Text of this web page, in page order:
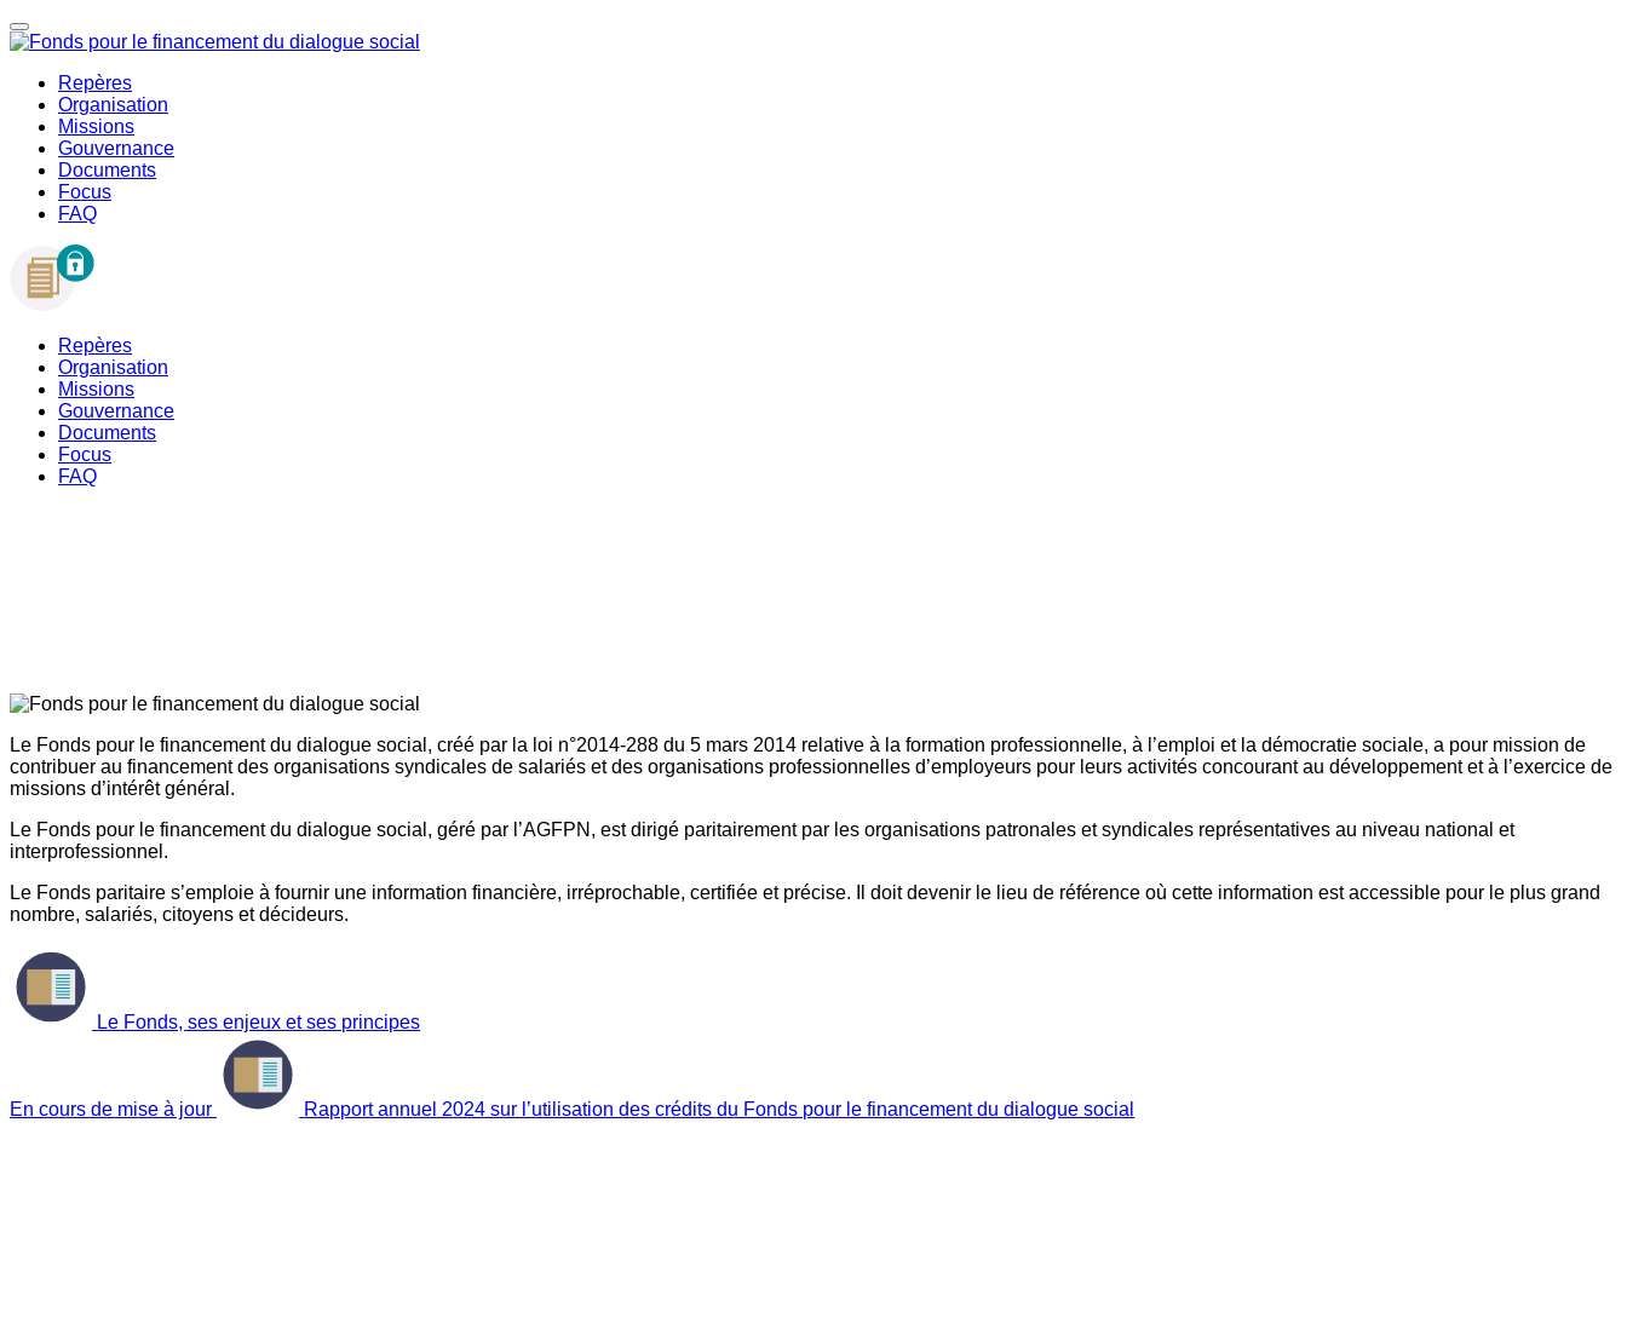
Repères
Organisation
Missions
Gouvernance
Documents
Focus
FAQ
Repères
Organisation
Missions
Gouvernance
Documents
Focus
FAQ
Le Fonds pour le financement du dialogue social, créé par la loi n°2014-288 du 5 mars 2014 relative à la formation professionnelle, à l’emploi et la démocratie sociale, a pour mission de
contribuer au financement des organisations syndicales de salariés et des organisations professionnelles d’employeurs pour leurs activités concourant au développement et à l’exercice de
missions d’intérêt général.
Le Fonds pour le financement du dialogue social, géré par l’AGFPN, est dirigé paritairement par les organisations patronales et syndicales représentatives au niveau national et
interprofessionnel.
Le Fonds paritaire s’emploie à fournir une information financière, irréprochable, certifiée et précise. Il doit devenir le lieu de référence où cette information est accessible pour le plus grand
nombre, salariés, citoyens et décideurs.
Le Fonds, ses enjeux et ses principes
En cours de mise à jour Rapport annuel 2024 sur l’utilisation des crédits du Fonds pour le financement du dialogue social